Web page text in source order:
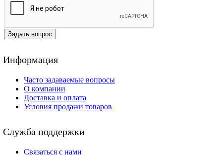
Задать вопрос
Информация
Часто задаваемые вопросы
О компании
Доставка и оплата
Условия продажи товаров
Служба поддержки
Связаться с нами